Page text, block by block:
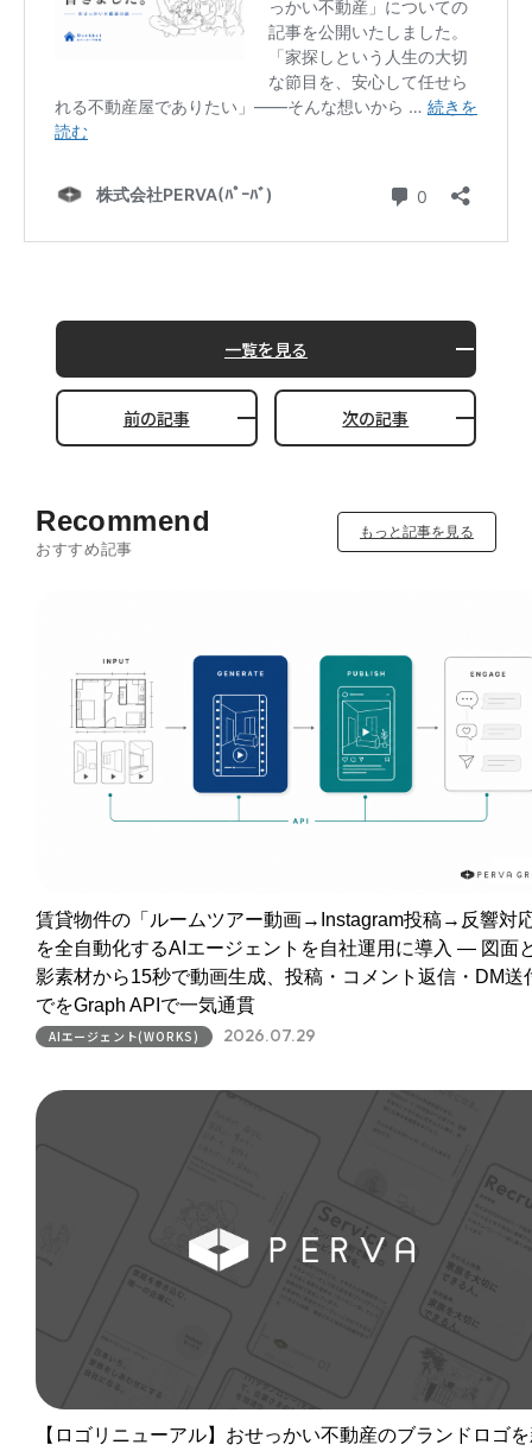
前の記事
一覧を見る
次の記事
Recommend
おすすめ記事
もっと記事を見る
賃貸物件の「ルームツアー動画→Instagram投稿→反響対
を全自動化するAIエージェントを自社運用に導入 ― 図面
影素材から15秒で動画生成、投稿・コメント返信・DM送
でをGraph APIで一気通貫
AIエージェント(WORKS) 2026.07.29
【ロゴリニューアル】おせっかい不動産のブランドロゴ